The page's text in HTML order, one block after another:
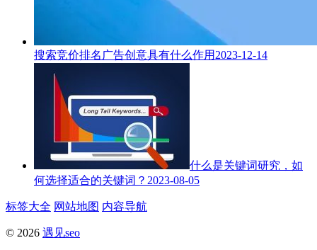
搜索竞价排名广告创意具有什么作用 2023-12-14
什么是关键词研究，如
何选择适合的关键词？ 2023-08-05
标签大全 网站地图 内容导航
© 2026 遇见seo